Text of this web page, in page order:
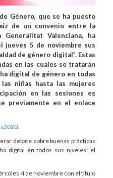
Género, que se ha puesto
de un convenio entre la
Valenciana, ha
jueves 5 de noviembre sus
de género digital”. Estas
en las cuales se tratarán
digital de género en todas
niñas hasta las mujeres
en las sesiones es
previamente en el enlace
.
debate sobre buenas prácticas
digital en todos sus niveles: el
4 de noviembre con el título